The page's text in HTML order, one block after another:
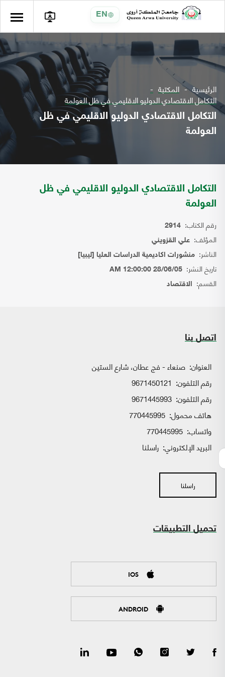
EN
الرئيسية المكتبة
التكامل الاقتصادي الدوليو الاقليمي في ظل العولمة
التكامل الاقتصادي الدوليو الاقليمي في ظل
العولمة
التكامل الاقتصادي الدوليو الاقليمي في ظل
العولمة
رقم الكتاب: 2914
المؤلف: علي القزويني
الناشر: منشورات اكاديمية الدراسات العليا [ليبيا]
تاريخ النشر: 28/06/05 12:00:00 AM
القسم: الاقتصاد
اتصل بنا
العنوان: صنعاء - فج عطان، شارع الستين
رقم التلفون: 9671450121
رقم التلفون: 9671445993
هاتف محمول: 770445995
واتساب:
البريد الإلكتروني: راسلنا
راسلنا
تحميل التطبيقات
IOS
ANDROID